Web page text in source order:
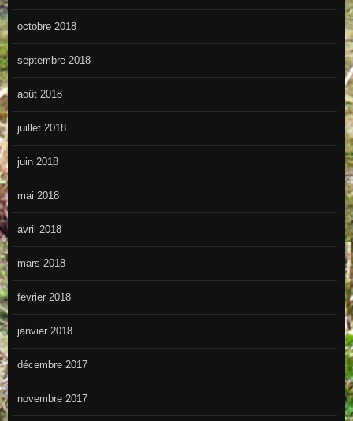
octobre 2018
septembre 2018
août 2018
juillet 2018
juin 2018
mai 2018
avril 2018
mars 2018
février 2018
janvier 2018
décembre 2017
novembre 2017